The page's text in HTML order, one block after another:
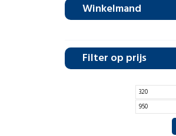
Winkelmand
Filter op prijs